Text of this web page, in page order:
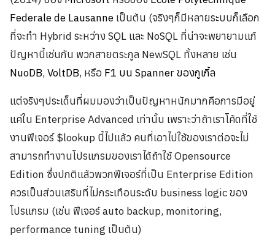
Federale de Lausanne เป็นต้น (จริงๆก็มีหลายระบบก็เลือก
ที่จะทำ Hybrid ระหว่าง SQL และ NoSQL ที่น่าจะพยายามแก้
ปัญหานี้เช่นกัน พวกสายตระกูล NewSQL ทั้งหลาย เช่น
NuoDB, VoltDB, หรือ F1 บน Spanner ของกูเกิ้ล
แต่จริงๆประเด็นที่ผมมองว่าเป็นปัญหาหนักมากคือการมีอยู่
แค่ใน Enterprise Advanced เท่านั้น เพราะว่าถ้าเราโค้ดที่ใช้
งานฟีเจอร์ $lookup นี้ไปแล้ว คนที่เอาไปใช้ของเราต่อจะไม่
สามารถทำงานโปรแกรมของเราได้ถ้าใช้ Opensource
Edition ซึ่งปกติแล้วพวกฟีเจอร์ที่เป็น Enterprise Edition
ควรเป็นส่วนเสริมที่ไม่กระเทือนระดับ business logic ของ
โปรแกรม (เช่น ฟีเจอร์ auto backup, monitoring,
performance tuning เป็นต้น)